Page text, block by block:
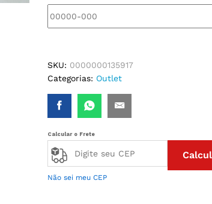
SKU: 0000000135917
Categorias: Outlet
Calcular o Frete
Não sei meu CEP